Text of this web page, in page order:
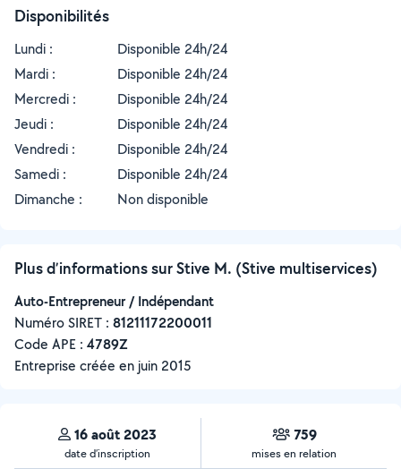
Disponibilités
Lundi :
Disponible 24h/24
Mardi :
Disponible 24h/24
Mercredi :
Disponible 24h/24
Jeudi :
Disponible 24h/24
Vendredi :
Disponible 24h/24
Samedi :
Disponible 24h/24
Dimanche :
Non disponible
Plus d’informations sur Stive M. (Stive multiservices)
Auto-Entrepreneur / Indépendant
Numéro SIRET : ‍81211172200011
Code APE : 4789Z
Entreprise créée en juin 2015
16 août 2023
date d’inscription
759
mises en relation